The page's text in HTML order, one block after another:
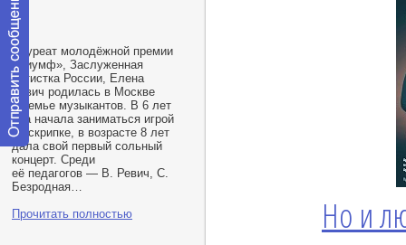
Лауреат молодёжной премии
«Триумф», Заслуженная
артистка России, Елена
Ревич родилась в Москве
в семье музыкантов. В 6 лет
она начала заниматься игрой
на скрипке, в возрасте 8 лет
дала свой первый сольный
концерт. Среди
её педагогов — В. Ревич, С.
Безродная…
Прочитать полностью
Но и
Отправить
сообщение
модератору